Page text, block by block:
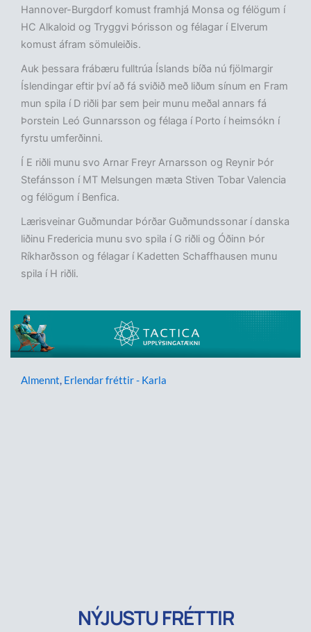
Hannover-Burgdorf komust framhjá Monsa og félögum í
HC Alkaloid og Tryggvi Þórisson og félagar í Elverum
komust áfram sömuleiðis.
Auk þessara frábæru fulltrúa Íslands bíða nú fjölmargir
Íslendingar eftir því að fá sviðið með liðum sínum en Fram
mun spila í D riðli þar sem þeir munu meðal annars fá
Þorstein Leó Gunnarsson og félaga í Porto í heimsókn í
fyrstu umferðinni.
Í E riðli munu svo Arnar Freyr Arnarsson og Reynir Þór
Stefánsson í MT Melsungen mæta Stiven Tobar Valencia
og félögum í Benfica.
Lærisveinar Guðmundar Þórðar Guðmundssonar í danska
liðinu Fredericia munu svo spila í G riðli og Óðinn Þór
Ríkharðsson og félagar í Kadetten Schaffhausen munu
spila í H riðli.
Almennt, Erlendar fréttir - Karla
NÝJUSTU FRÉTTIR